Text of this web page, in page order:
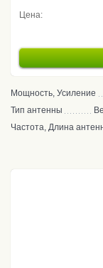
Цена:
Мощность, Усиление
Тип антенны
Частота, Длина